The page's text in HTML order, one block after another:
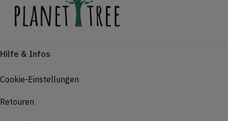
Hilfe & Infos
Cookie-Einstellungen
Retouren